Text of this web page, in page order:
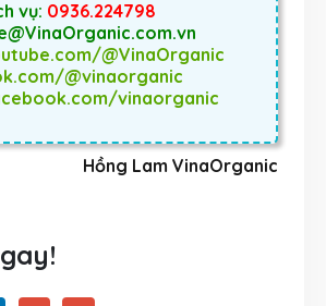
vụ: 0936.224798
@VinaOrganic
@vinaorganic
vinaorganic
Hồng Lam VinaOrganic